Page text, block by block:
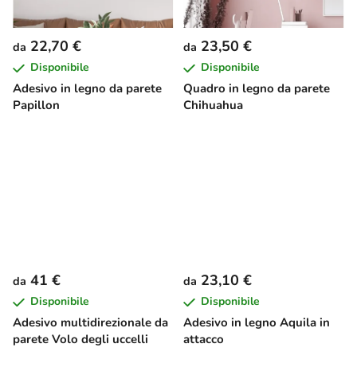
Adesivo in legno da parete
Papillon
da 22,70 €
Disponibile
Quadro in legno da parete
Chihuahua
da 23,50 €
Disponibile
Adesivo multidirezionale da
parete Volo degli uccelli
da 41 €
Disponibile
Adesivo in legno Aquila in
attacco
da 23,10 €
Disponibile